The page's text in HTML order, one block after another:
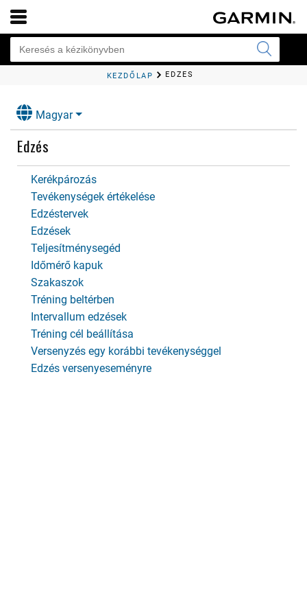
KEZDŐLAP EDZÉS
Magyar
Edzés
Kerékpározás
Tevékenységek értékelése
Edzéstervek
Edzések
Teljesítménysegéd
Időmérő kapuk
Szakaszok
Tréning beltérben
Intervallum edzések
Tréning cél beállítása
Versenyzés egy korábbi tevékenységgel
Edzés versenyeseményre